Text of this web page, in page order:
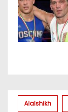
Alalshikh